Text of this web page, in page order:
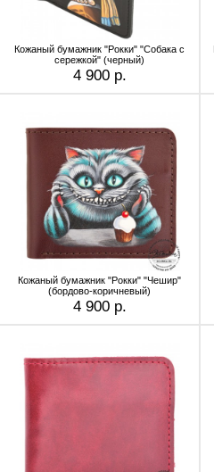
Кожаный бумажник "Рокки" "Собака с
сережкой" (черный)
4 900 р.
Кожаный бумажник "Рокки" "Чешир"
(бордово-коричневый)
4 900 р.